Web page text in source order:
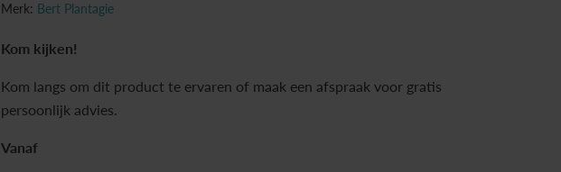
Merk: Bert Plantagie
Kom kijken!
Kom langs om dit product te ervaren of maak een afspraak voor gratis
persoonlijk advies.
Vanaf